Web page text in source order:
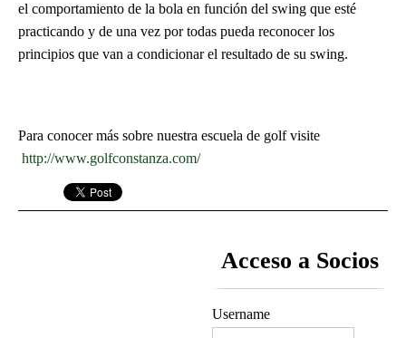
el comportamiento de la bola en función del swing que esté
practicando y de una vez por todas pueda reconocer los
principios que van a condicionar el resultado de su swing.
Para conocer más sobre nuestra escuela de golf visite
http://www.golfconstanza.com/
Acceso a Socios
Username